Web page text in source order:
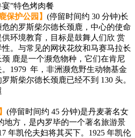
”特色烤肉餐
保护公园】 (停留时间约 30 分钟)长
的罗斯柴尔德长颈鹿，中心的使命
环境教育，目标是鼓舞人们欣 赏
。与常见的网状花纹和马赛马拉长
鹿是一个濒危物种，它们在肯尼
1979 年，非洲濒危野生动物基金
斯柴尔德长颈鹿已经不到 130 头。
(停留时间约 45 分钟)是丹麦著名女
地方，是内罗毕的一个著名旅游景
年凯伦夫妇将其买下。1925 年凯伦